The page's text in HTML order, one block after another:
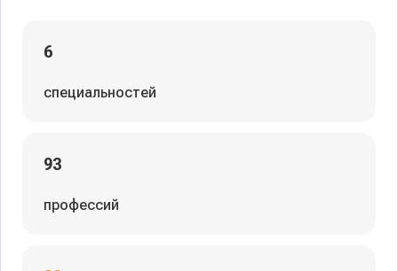
6
специальностей
93
профессий